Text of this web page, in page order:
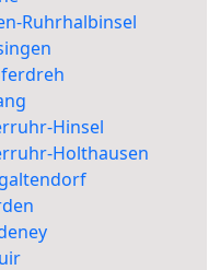
Ruhrhalbinsel
Hinsel
Holthausen